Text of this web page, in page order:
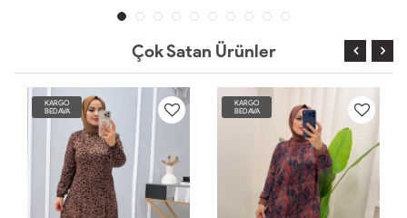
Çok Satan Ürünler
KARGO
BEDAVA
KARGO
BEDAVA